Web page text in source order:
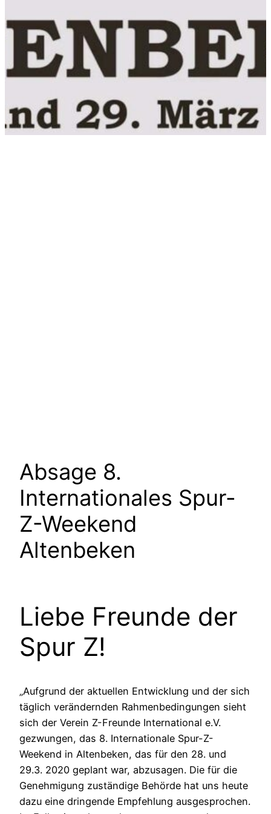
Absage 8.
Internationales Spur-
Z-Weekend
Altenbeken
Liebe Freunde der
Spur Z!
„Aufgrund der aktuellen Entwicklung und der sich
täglich verändernden Rahmenbedingungen sieht
sich der Verein Z-Freunde International e.V.
gezwungen, das 8. Internationale Spur-Z-
Weekend in Altenbeken, das für den 28. und
29.3. 2020 geplant war, abzusagen. Die für die
Genehmigung zuständige Behörde hat uns heute
dazu eine dringende Empfehlung ausgesprochen.